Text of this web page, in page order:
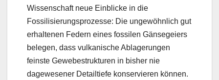
Wissenschaft neue Einblicke in die
Fossilisierungsprozesse: Die ungewöhnlich gut
erhaltenen Federn eines fossilen Gänsegeiers
belegen, dass vulkanische Ablagerungen
feinste Gewebestrukturen in bisher nie
dagewesener Detailtiefe konservieren können.